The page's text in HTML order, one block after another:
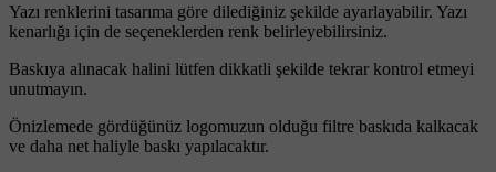
Yazı renklerini tasarıma göre dilediğiniz şekilde ayarlayabilir. Yazı
kenarlığı için de seçeneklerden renk belirleyebilirsiniz.
Baskıya alınacak halini lütfen dikkatli şekilde tekrar kontrol etmeyi
unutmayın.
Önizlemede gördüğünüz logomuzun olduğu filtre baskıda kalkacak
ve daha net haliyle baskı yapılacaktır.